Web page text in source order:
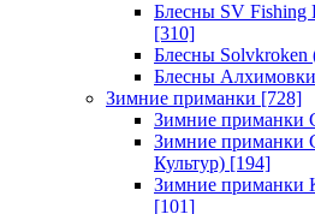
Блесны SV
[310]
Блесны Solvkroken
Блесны Алхимовки
Зимние приманки [728]
Зимние приманки
Зимние приманки
Культур) [194]
Зимние приманки
[101]